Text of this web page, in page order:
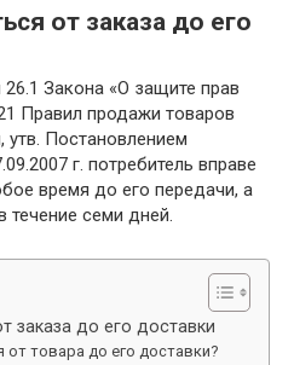
от заказа до его
26.1 Закона «О защите прав
Правил продажи товаров
Постановлением
г. потребитель вправе
время до его передачи, а
течение семи дней.
заказа до его доставки
товара до его доставки?